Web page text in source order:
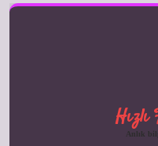
Anlık